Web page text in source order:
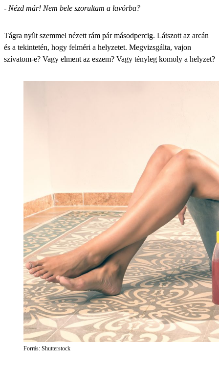
- Nézd már! Nem bele szorultam a lavórba?
Tágra nyílt szemmel nézett rám pár másodpercig. Látszott az arcán
és a tekintetén, hogy felméri a helyzetet. Megvizsgálta, vajon
szívatom-e? Vagy elment az eszem? Vagy tényleg komoly a helyzet?
Forrás: Shutterstock